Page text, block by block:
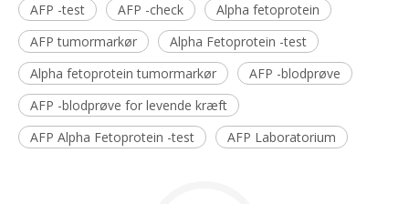
AFP -test AFP -check
Alpha fetoprotein
AFP tumormarkør
Alpha Fetoprotein -test
Alpha fetoprotein tumormarkør
AFP -blodprøve
AFP -blodprøve for levende kræft
AFP Alpha Fetoprotein -test
AFP Laboratorium